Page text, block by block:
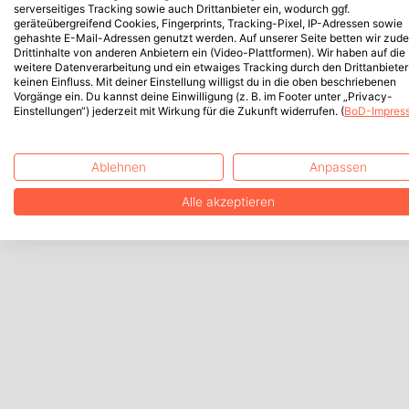
serverseitiges Tracking sowie auch Drittanbieter ein, wodurch ggf.
geräteübergreifend Cookies, Fingerprints, Tracking-Pixel, IP-Adressen sowie
gehashte E-Mail-Adressen genutzt werden. Auf unserer Seite betten wir
Drittinhalte von anderen Anbietern ein (Video-Plattformen). Wir haben auf die
weitere Datenverarbeitung und ein etwaiges Tracking durch den Drittanbieter
keinen Einfluss. Mit deiner Einstellung willigst du in die oben beschriebenen
Vorgänge ein. Du kannst deine Einwilligung (z. B. im Footer unter „Privacy-
Einstellungen“) jederzeit mit Wirkung für die Zukunft widerrufen. (BoD-
Ablehnen Anpassen
Alle akzeptieren